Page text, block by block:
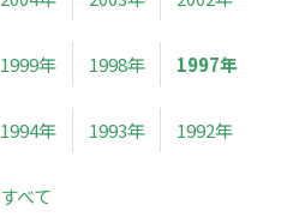
1999年 1998年 1997年
1994年 1993年 1992年
すべて